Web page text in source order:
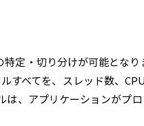
定・切り分けが可能となり
すべてを、スレッド数、
は、アプリケーションがプ